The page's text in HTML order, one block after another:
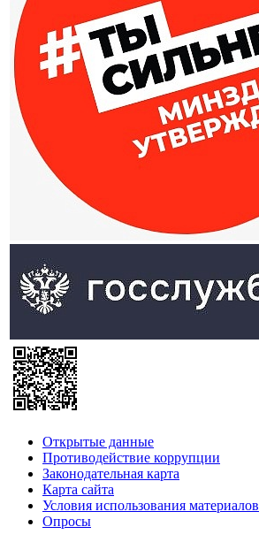
Открытые данные
Противодействие коррупции
Законодательная карта
Карта сайта
Условия использования материалов
Опросы